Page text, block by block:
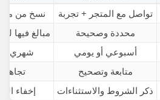
تواصل مع المتجر + تجربة
نسخ من
محددة وصحيحة
مبالغ فيها
أسبوعي أو يومي
شهري أو
متابعة وتصحيح
تجاهل
ذكر الشروط والاستثناءات إخفاء